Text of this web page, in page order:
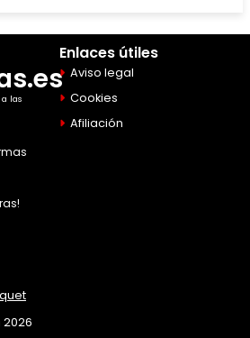
las
Enlaces útiles
Aviso legal
Cookies
Afiliación